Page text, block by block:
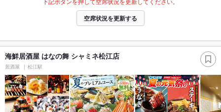
空席状況を更新する
海鮮居酒屋 はなの舞 シャミネ松江店
居酒屋 松江駅